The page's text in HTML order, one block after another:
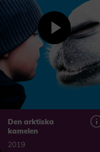
Den arktiska
kamelen
2019